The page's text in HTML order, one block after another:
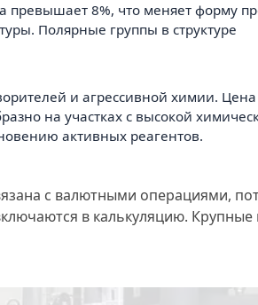
превышает 8%, что меняет форму
Полярные группы в структуре
и агрессивной химии.
на участках с высокой
активных реагентов.
с валютными операциями,
в калькуляцию. Крупные